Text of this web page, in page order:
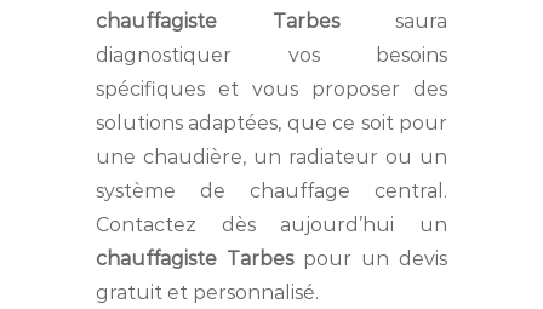
chauffagiste Tarbessaura
diagnostiquer vos besoins
spécifiques et vous proposer des
solutions adaptées, que ce soit pour
une chaudière, un radiateur ou un
système de chauffage central.
Contactez dès aujourd’hui un
chauffagiste Tarbespour un devis
gratuit et personnalisé.